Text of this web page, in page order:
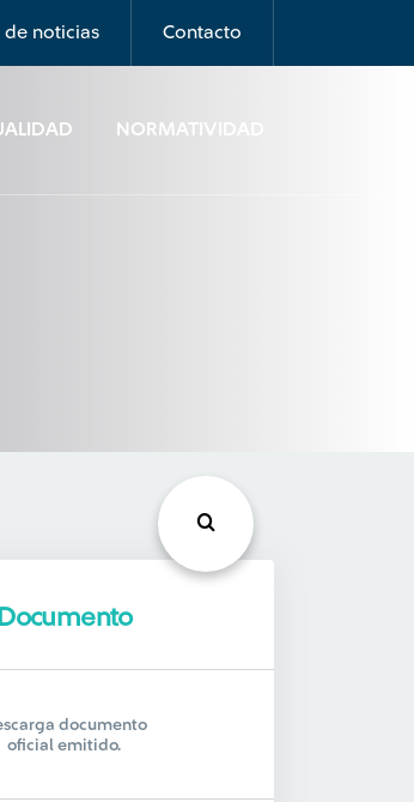
de noticias Contacto
NORMATIVIDAD
Documento
documento
oficial emitido.